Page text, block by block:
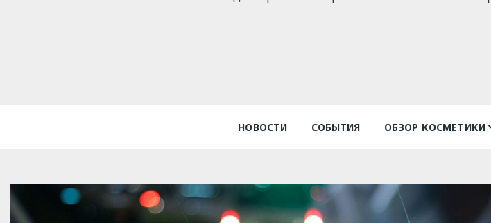
НОВОСТИ СОБЫТИЯ ОБЗОР КОСМЕТИКИ